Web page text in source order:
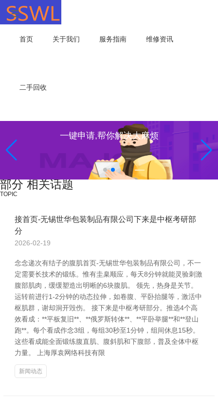
首页 关于我们 服务指南 维修资讯
二手回收
一键申请,帮你解决大麻烦
部分 相关话题
TOPIC
接首页-无锡世华包装制品有限公司下来是中枢考研部
分
2026-02-19
念念递次有结子的腹肌首页-无锡世华包装制品有限公司，不一
定需要长技术的锻练。惟有圭臬顺应，每天8分钟就能灵验刺激
腹部肌肉，缓缓塑造出明晰的6块腹肌。 领先，热身是关节。
运转前进行1-2分钟的动态拉伸，如卷腹、平卧抬腿等，激活中
枢肌群，谢却洞开毁伤。 接下来是中枢考研部分。推选4个高
效看成：**平板复旧**、**俄罗斯转体**、**平卧举腿**和**登山
跑**。每个看成作念3组，每组30秒至1分钟，组间休息15秒。
这些看成能全面锻练腹直肌、腹斜肌和下腹部，普及全体中枢
力量。 上海厚袁网络科技有限
新闻动态